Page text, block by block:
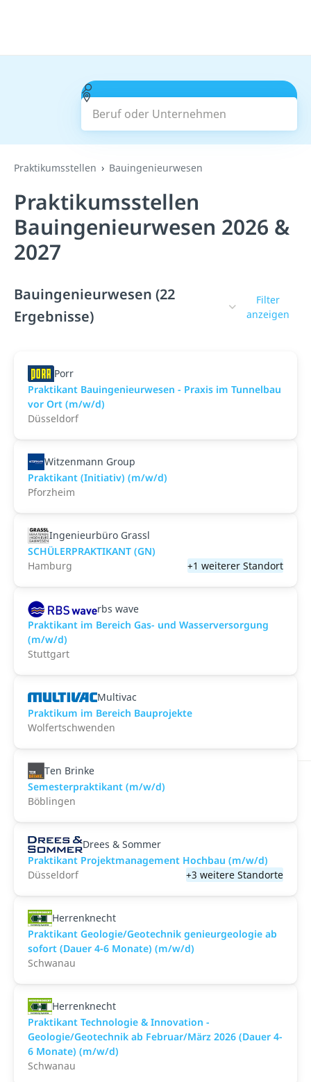
Beruf oder Unternehmen
Suchen
Praktikumsstellen Bauingenieurwesen
Praktikumsstellen
Bauingenieurwesen 2026 &
2027
Bauingenieurwesen (22
Ergebnisse)
Filter
anzeigen
Porr
Praktikant Bauingenieurwesen - Praxis im Tunnelbau
vor Ort (m/w/d)
Düsseldorf
Witzenmann Group
Praktikant (Initiativ) (m/w/d)
Pforzheim
Ingenieurbüro Grassl
SCHÜLERPRAKTIKANT (GN)
Hamburg
+1 weiterer Standort
rbs wave
Praktikant im Bereich Gas- und Wasserversorgung
(m/w/d)
Stuttgart
Multivac
Praktikum im Bereich Bauprojekte
Wolfertschwenden
Ten Brinke
Semesterpraktikant (m/w/d)
Böblingen
Drees & Sommer
Praktikant Projektmanagement Hochbau (m/w/d)
Düsseldorf
+3 weitere Standorte
Herrenknecht
Praktikant Geologie/Geotechnik genieurgeologie ab
sofort (Dauer 4-6 Monate) (m/w/d)
Schwanau
Herrenknecht
Praktikant Technologie & Innovation -
Geologie/Geotechnik ab Februar/März 2026 (Dauer 4-
6 Monate) (m/w/d)
Schwanau